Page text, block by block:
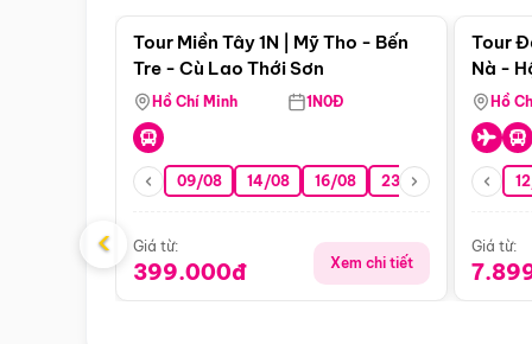
Tour Miền Tây 1N | Mỹ Tho - Bến
Tre - Cù Lao Thới Sơn
Hồ Chí Minh 1N0Đ
09/08 14/08 16/08 23/08 30/08
Giá từ:
399.000đ Xem chi tiết
Tour
Nà -
Nha
Hồ
Giá từ:
‹